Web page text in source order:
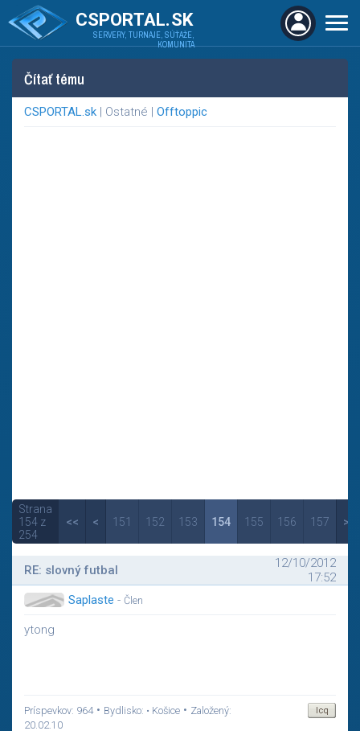
CSPORTAL.SK
SERVERY, TURNAJE, SÚŤAŽE,
KOMUNITA
Čítať tému
CSPORTAL.sk | Ostatné | Offtoppic
Strana
154 z
254
<< < 151 152 153 154 155 156 157 >
RE: slovný futbal
12/10/2012
17:52
Saplaste - Člen
ytong
Príspevkov: 964• Bydlisko: • Košice • Založený:
20.02.10